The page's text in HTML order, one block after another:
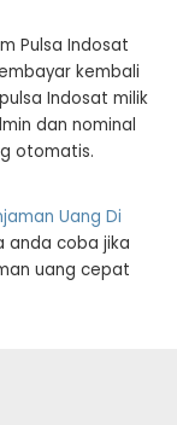
Pulsa Indosat
kembali
Indosat milik
dan nominal
otomatis.
Uang Di
anda coba jika
uang cepat